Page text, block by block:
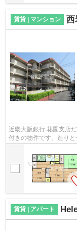
賃貸 | マンション 西
近畿大阪銀行 花園支店
付きの物件です。造り
賃貸 | アパート Helena